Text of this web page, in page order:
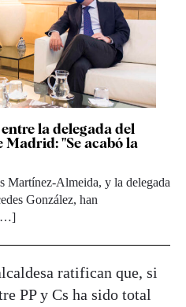
la delegada del
Madrid: "Se acabó la
Martínez-Almeida, y la delegada
González, han
[…]
ratifican que, si
PP y Cs ha sido total